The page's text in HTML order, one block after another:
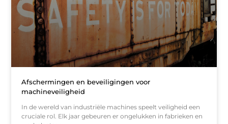
Afschermingen en beveiligingen voor
machineveiligheid
In de wereld van industriële machines speelt veiligheid een
cruciale rol. Elk jaar gebeuren er ongelukken in fabrieken en